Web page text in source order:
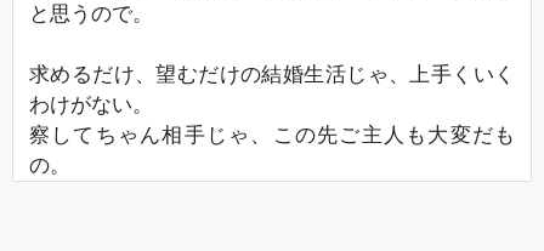
と思うので。
求めるだけ、望むだけの結婚生活じゃ、上手くいく
わけがない。
察してちゃん相手じゃ、この先ご主人も大変だも
の。